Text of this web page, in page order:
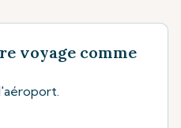
voyage comme